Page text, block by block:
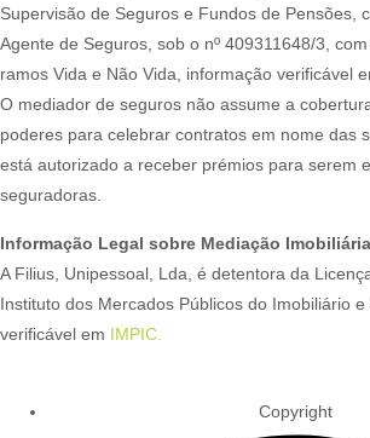
Supervisão de Seguros e Fundos de Pensões,
Agente de Seguros, sob o nº 409311648/3,
ramos Vida e Não Vida, informação verificável
O mediador de seguros não assume a
poderes para celebrar contratos em nome das
está autorizado a receber prémios para serem
seguradoras.
Informação Legal sobre Mediação
A Filius, Unipessoal, Lda, é detentora da
Instituto dos Mercados Públicos do Imobiliário e
verificável em IMPIC.
Copyright